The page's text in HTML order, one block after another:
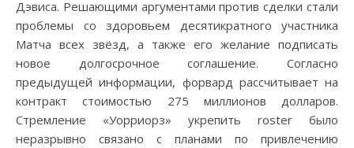
Дэвиса. Решающими аргументами против сделки стали
проблемы со здоровьем десятикратного участника
Матча всех звёзд, а также его желание подписать
новое долгосрочное соглашение. Согласно
предыдущей информации, форвард рассчитывает на
контракт стоимостью 275 миллионов долларов.
Стремление «Уорриорз» укрепить roster было
неразрывно связано с планами по привлечению